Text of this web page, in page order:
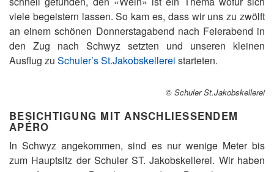
viele begeistern lassen. So kam es, dass wir uns zu zwölft
an einem schönen Donnerstagabend nach Feierabend in
den Zug nach Schwyz setzten und unseren kleinen
Ausflug zu Schuler’s St.Jakobskellerei starteten.
© Schuler St.Jakobskellerei
BESICHTIGUNG MIT ANSCHLIESSENDEM
APÉRO
In Schwyz angekommen, sind es nur wenige Meter bis
zum Hauptsitz der Schuler ST. Jakobskellerei. Wir haben